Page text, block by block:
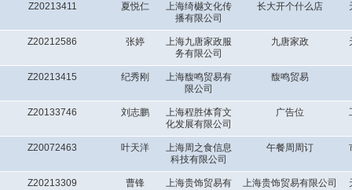
Z20213411 夏悦仁
上海绮樾文化传
播有限公司
长大开个什么店
Z20212586 张婷
上海九唐家政服
务有限公司
九唐家政
Z20213415 纪秀刚
上海馥鸣贸易有
限公司
馥鸣贸易
Z20133746 刘志鹏
上海程胜体育文
化发展有限公司
广告位
Z20072463 叶天洋
上海周之食信息
科技有限公司
午餐周周订
Z20213309 曹锋
上海贵饰贸易有
上海贵饰贸易有限公司